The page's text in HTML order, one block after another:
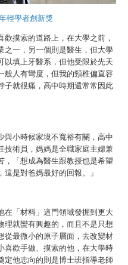
輕學者創新獎
摸索的道路上，在大學之前，
之一，另一個則是醫生，但大學
以填上牙醫系，但他受限於先天
般人有彎度，但我的頸椎偏直容
子就很痛，高中時期還常常因此
與小時候家境不寬裕有關，高中
技術員，媽媽是全職家庭主婦兼
，「想成為醫生跟教授也是希望
是對爸媽最好的回報。」
在「材料」這門領域發掘到更大
理就蠻有興趣的，而且不是只想
從最微小的原子層面，去改變材
喜歡手做、摸索的他，在大學時
定他志向的則是博士班指導老師